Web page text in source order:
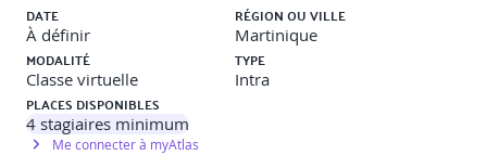
DATE
À définir
RÉGION OU VILLE
Martinique
MODALITÉ
Classe virtuelle
TYPE
Intra
PLACES DISPONIBLES
4 stagiaires minimum
Me connecter à myAtlas